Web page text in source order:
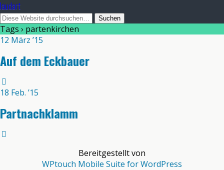
laudart
Tags › partenkirchen
12 März ’15
Auf dem Eckbauer
18 Feb. ’15
Partnachklamm
Bereitgestellt von
WPtouch Mobile Suite for WordPress